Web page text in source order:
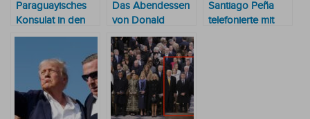
Paraguayisches
Konsulat in den
USA befürchtet
von Paraguayern
Das Abendessen
von Donald
Trump und
Santiago Peña
Santiago Peña
telefonierte mit